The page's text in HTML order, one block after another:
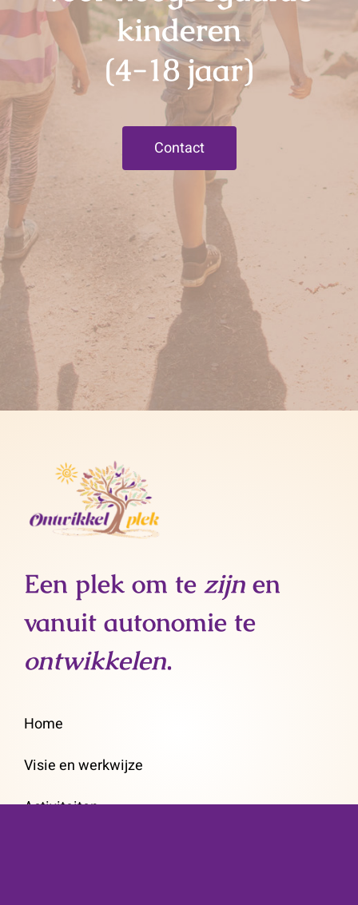
kinderen
(4-18 jaar)
Contact
Een plek om te zijn en
vanuit autonomie te
ontwikkelen.
Home
Visie en werkwijze
Activiteiten